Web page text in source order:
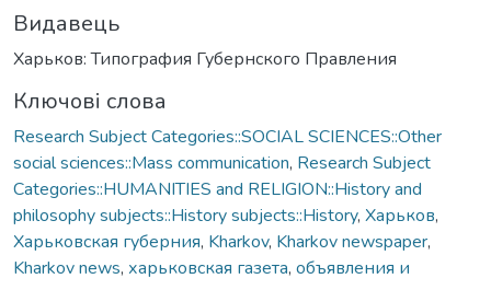
Видавець
Харьков: Типография Губернского Правления
Ключові слова
Research Subject Categories::SOCIAL SCIENCES::Other
social sciences::Mass communication, Research Subject
Categories::HUMANITIES and RELIGION::History and
philosophy subjects::History subjects::History, Харьков,
Харьковская губерния, Kharkov, Kharkov newspaper,
Kharkov news, харьковская газета, объявления и